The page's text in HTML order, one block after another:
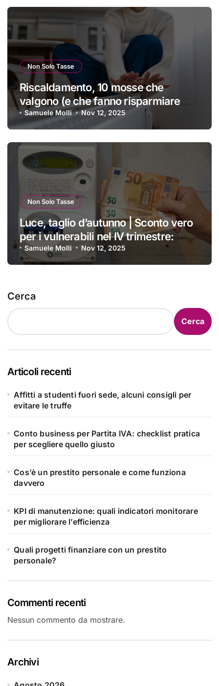
Non Solo Tasse
Riscaldamento, 10 mosse che
valgono (e che fanno risparmiare
tanti soldini) | I trucchi migliori per
passare un inverno spettacolare
Samuele Molli Nov 12, 2025
Non Solo Tasse
Luce, taglio d’autunno | Sconto vero
per i vulnerabili nel IV trimestre:
ecco a chi si applica e come
ottenerlo
Samuele Molli Nov 12, 2025
Cerca
Cerca
Articoli recenti
Affitti a studenti fuori sede, alcuni consigli per
evitare le truffe
Conto business per Partita IVA: checklist pratica
per scegliere quello giusto
Cos’è un prestito personale e come funziona
davvero
KPI di manutenzione: quali indicatori monitorare
per migliorare l’efficienza
Quali progetti finanziare con un prestito
personale?
Commenti recenti
Nessun commento da mostrare.
Archivi